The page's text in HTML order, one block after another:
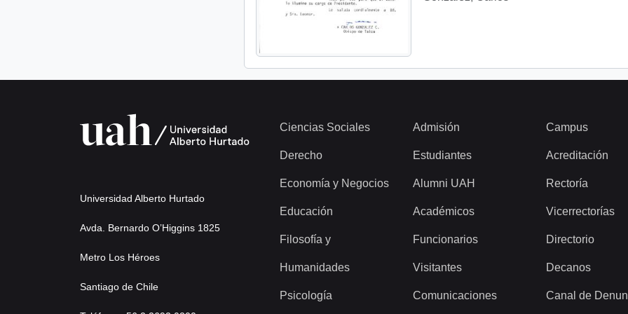
Universidad Alberto Hurtado
Avda. Bernardo O’Higgins 1825
Metro Los Héroes
Santiago de Chile
Ciencias Sociales
Derecho
Economía y Negocios
Educación
Filosofía y
Humanidades
Psicología
Admisión
Estudiantes
Alumni UAH
Académicos
Funcionarios
Visitantes
Comunicaciones
Campus
Acreditación
Rectoría
Vicerrectorías
Directorio
Decanos
Canal de